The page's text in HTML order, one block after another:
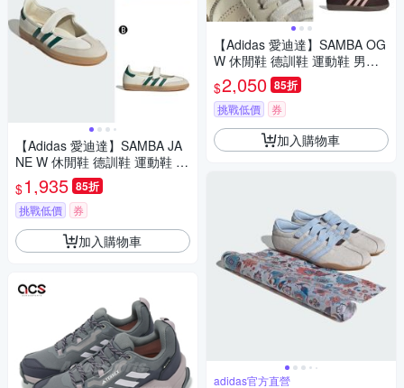
【Adidas 愛迪達】SAMBA JA
NE W 休閒鞋 德訓鞋 運動鞋 女
A-KJ3785 B-IH6485
$1,935 85折
挑戰低價 券
加入購物車
【Adidas 愛迪達】SAMBA OG
W 休閒鞋 德訓鞋 運動鞋 男女
A-IH6628 B-IH6627 精選四款
$2,050 85折
挑戰低價 券
加入購物車
adidas官方直營